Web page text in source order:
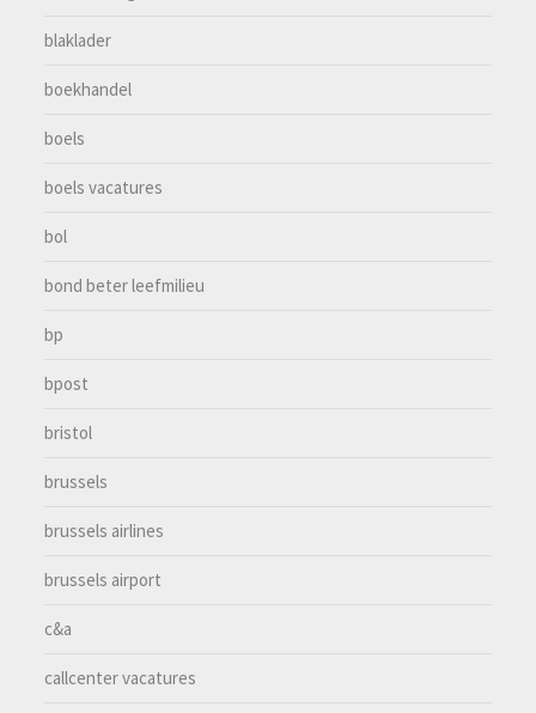
blaklader
boekhandel
boels
boels vacatures
bol
bond beter leefmilieu
bp
bpost
bristol
brussels
brussels airlines
brussels airport
c&a
callcenter vacatures